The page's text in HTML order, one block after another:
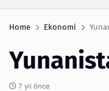
Home Ekonomi
7 yıl önce